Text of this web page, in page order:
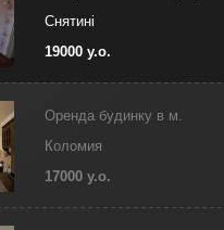
Снятині
19000 у.о.
Оренда будинку в м.
Коломия
17000 у.о.